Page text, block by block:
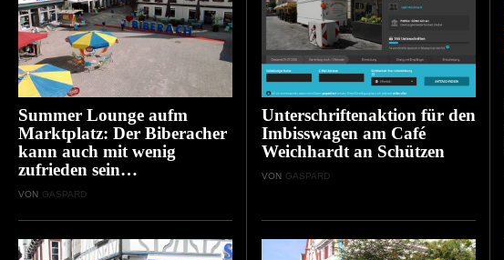
Summer Lounge aufm
Marktplatz: Der Biberacher
kann auch mit wenig
zufrieden sein…
VON GASPARD
Unterschriftenaktion für den
Imbisswagen am Café
Weichhardt an Schützen
VON GASPARD